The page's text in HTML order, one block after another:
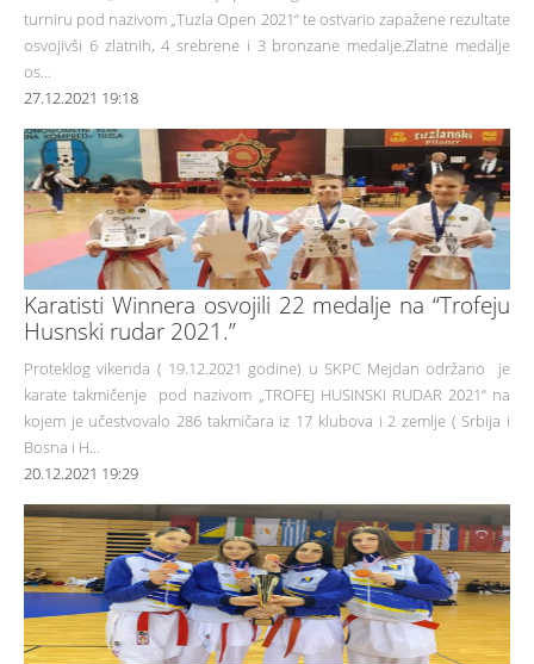
turniru pod nazivom „Tuzla Open 2021“ te ostvario zapažene rezultate
osvojivši 6 zlatnih, 4 srebrene i 3 bronzane medalje.Zlatne medalje
os...
27.12.2021 19:18
Karatisti Winnera osvojili 22 medalje na “Trofeju
Husnski rudar 2021.”
Proteklog vikenda ( 19.12.2021 godine) u SKPC Mejdan održano je
karate takmičenje pod nazivom „TROFEJ HUSINSKI RUDAR 2021“ na
kojem je učestvovalo 286 takmičara iz 17 klubova i 2 zemlje ( Srbija i
Bosna i H...
20.12.2021 19:29